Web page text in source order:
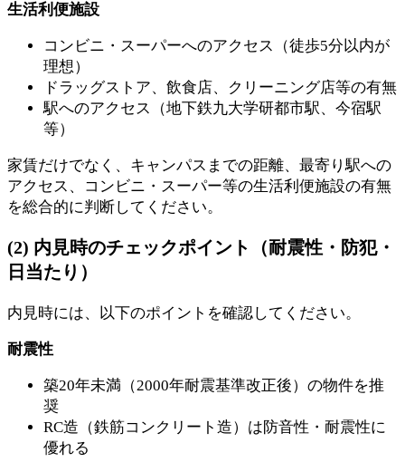
生活利便施設
コンビニ・スーパーへのアクセス（徒歩5分以内が
理想）
ドラッグストア、飲食店、クリーニング店等の有無
駅へのアクセス（地下鉄九大学研都市駅、今宿駅
等）
家賃だけでなく、キャンパスまでの距離、最寄り駅への
アクセス、コンビニ・スーパー等の生活利便施設の有無
を総合的に判断してください。
(2) 内見時のチェックポイント（耐震性・防犯・
日当たり）
内見時には、以下のポイントを確認してください。
耐震性
築20年未満（2000年耐震基準改正後）の物件を推
奨
RC造（鉄筋コンクリート造）は防音性・耐震性に
優れる